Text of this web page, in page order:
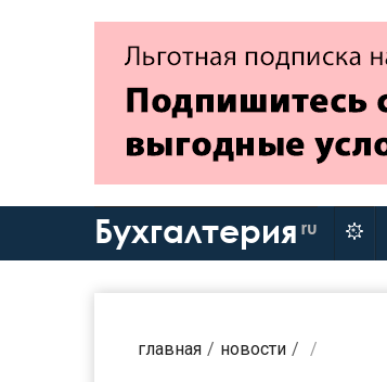
Бухгалтерия ru
главная новости